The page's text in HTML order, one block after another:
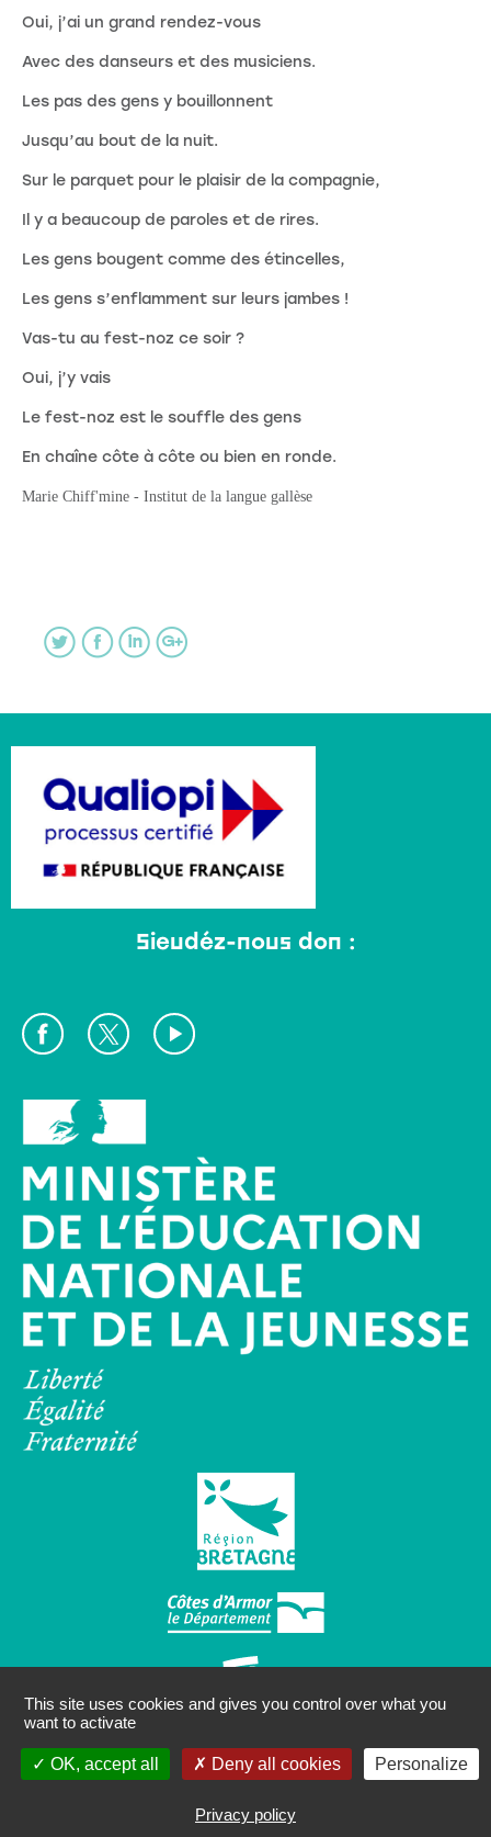
Oui, j’ai un grand rendez-vous
Avec des danseurs et des musiciens.
Les pas des gens y bouillonnent
Jusqu’au bout de la nuit.
Sur le parquet pour le plaisir de la compagnie,
Il y a beaucoup de paroles et de rires.
Les gens bougent comme des étincelles,
Les gens s’enflamment sur leurs jambes !
Vas-tu au fest-noz ce soir ?
Oui, j’y vais
Le fest-noz est le souffle des gens
En chaîne côte à côte ou bien en ronde.
Marie Chiff'mine - Institut de la langue gallèse
Sieudéz-nous don :
Mentions légales
This site uses cookies and gives you control over what you
want to activate
OK, accept all Deny all cookies Personalize
Privacy policy